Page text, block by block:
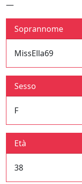
—
Soprannome
MissElla69
Sesso
F
Età
38